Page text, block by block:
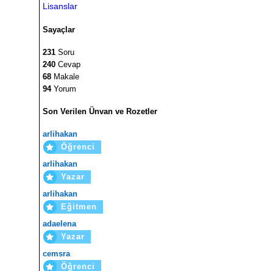
Lisanslar
Sayaçlar
231 Soru
240 Cevap
68 Makale
94Yorum
Son Verilen Ünvan ve Rozetler
arlihakan
Öğrenci
arlihakan
Yazar
arlihakan
Eğitmen
adaelena
Yazar
cemsra
Öğrenci